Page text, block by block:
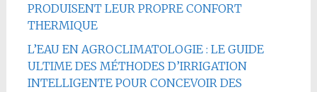
PRODUISENT LEUR PROPRE CONFORT
THERMIQUE
L’EAU EN AGROCLIMATOLOGIE : LE GUIDE
ULTIME DES MÉTHODES D’IRRIGATION
INTELLIGENTE POUR CONCEVOIR DES